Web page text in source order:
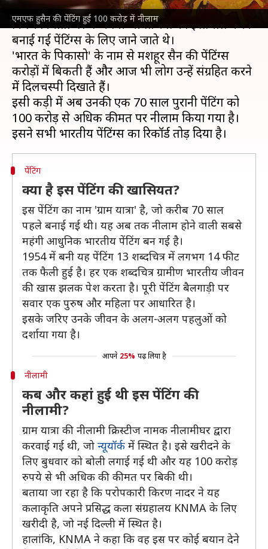
एमएफ हुसैन की पेंटिंग हुई 100 करोड़ में नीलाम
एमएफ हुसैन प्रसिद्ध भारतीय चित्रकार, फोटोग्राफर और
फिल्म निर्माता थे। वे अपनी जीवंत रंगों का इस्तेमाल करके
बनाई गई पेंटिंग्स के लिए जाने जाते थे।
'भारत के पिकासो' के नाम से मशहूर हुसैन की पेंटिंग्स
करोड़ों में बिकती हैं और आज भी लोग उन्हें संग्रहित करने
में दिलचस्पी दिखाते हैं।
इसी कड़ी में अब उनकी एक 70 साल पुरानी पेंटिंग को
100 करोड़ से अधिक कीमत पर नीलाम किया गया है।
पेंटिंग
क्या है इस पेंटिंग की खासियत?
इस पेंटिंग का नाम 'ग्राम यात्रा' है, जो करीब 70 साल
पहले बनाई गई थी। यह अब तक नीलाम होने वाली सबसे
महंगी आधुनिक भारतीय पेंटिंग बन गई है।
1954 में बनी यह पेंटिंग 13 शब्दचित्र में लगभग 14 फीट
तक फैली हुई है। हर एक शब्दचित्र ग्रामीण भारतीय जीवन
की खास झलक पेश करता है। पूरी पेंटिंग बैलगाड़ी पर
सवार एक पुरुष और महिला पर आधारित है।
इसके जरिए उनके जीवन के अलग-अलग पहलुओं को
दर्शाया गया है।
आपने 25% पढ़ लिया है
नीलामी
कब और कहां हुई थी इस पेंटिंग की
नीलामी?
ग्राम यात्रा की नीलामी क्रिस्टीज नामक नीलामीघर द्वारा
करवाई गई थी, जो न्यूयॉर्क में स्थित है। इसे खरीदने के
लिए बुधवार को बोली लगाई गई थी और यह 100 करोड़
रुपये से भी अधिक की कीमत पर बिकी थी।
बताया जा रहा है कि परोपकारी किरण नादर ने यह
कलाकृति अपने प्रसिद्ध कला संग्रहालय KNMA के लिए
खरीदी है, जो नई दिल्ली में स्थित है।
हालांकि, KNMA ने कहा कि वह इस पर कोई बयान देने